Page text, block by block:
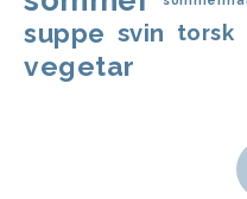
suppe svin torsk
vegetar